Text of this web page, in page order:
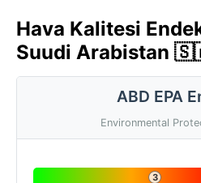
Hava Kalitesi
Suudi Arabistan
ABD EPA
Environmental
3